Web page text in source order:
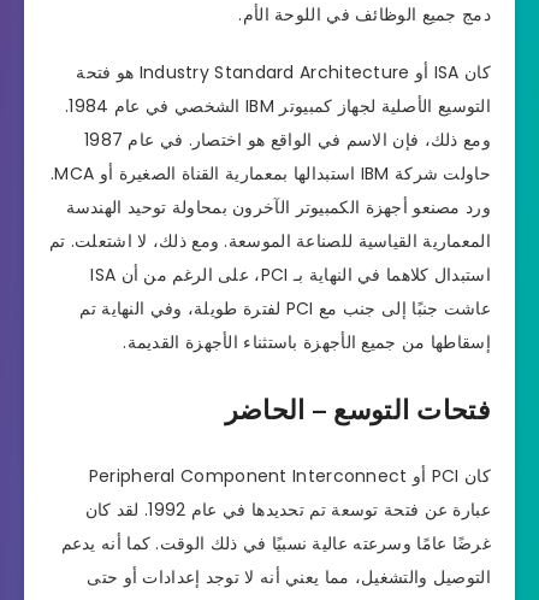
دمج جميع الوظائف في اللوحة الأم.
كان ISA أو Industry Standard Architecture هو فتحة
التوسيع الأصلية لجهاز كمبيوتر IBM الشخصي في عام 1984.
ومع ذلك، فإن الاسم في الواقع هو اختصار. في عام 1987
حاولت شركة IBM استبدالها بمعمارية القناة الصغيرة أو MCA.
ورد مصنعو أجهزة الكمبيوتر الآخرون بمحاولة توحيد الهندسة
المعمارية القياسية للصناعة الموسعة. ومع ذلك، لا اشتعلت. تم
استبدال كلاهما في النهاية بـ PCI، على الرغم من أن ISA
عاشت جنبًا إلى جنب مع PCI لفترة طويلة، وفي النهاية تم
إسقاطها من جميع الأجهزة باستثناء الأجهزة القديمة.
فتحات التوسع – الحاضر
كان PCI أو Peripheral Component Interconnect
عبارة عن فتحة توسعة تم تحديدها في عام 1992. لقد كان
غرضًا عامًا وسرعته عالية نسبيًا في ذلك الوقت. كما أنه يدعم
التوصيل والتشغيل، مما يعني أنه لا توجد إعدادات أو حتى